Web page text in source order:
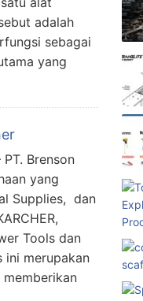
adalah
sebagai
yang
Brenson
yang
Supplies, dan
Tools dan
ini merupakan